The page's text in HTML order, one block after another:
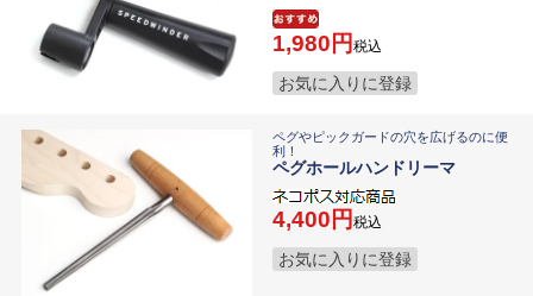
1,980 税込
お気に入りに登録
ペグやピックガードの穴を広げるのに便
利！
ペグホールハンドリーマ
4,400 税込
お気に入りに登録